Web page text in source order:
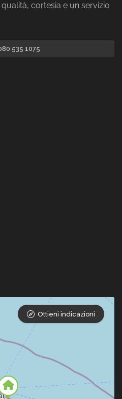
cortesia e un servizio
535 1075
Ottieni indicazioni